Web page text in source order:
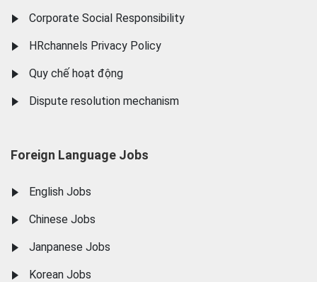
Corporate Social Responsibility
HRchannels Privacy Policy
Quy chế hoạt động
Dispute resolution mechanism
Foreign Language Jobs
English Jobs
Chinese Jobs
Janpanese Jobs
Korean Jobs